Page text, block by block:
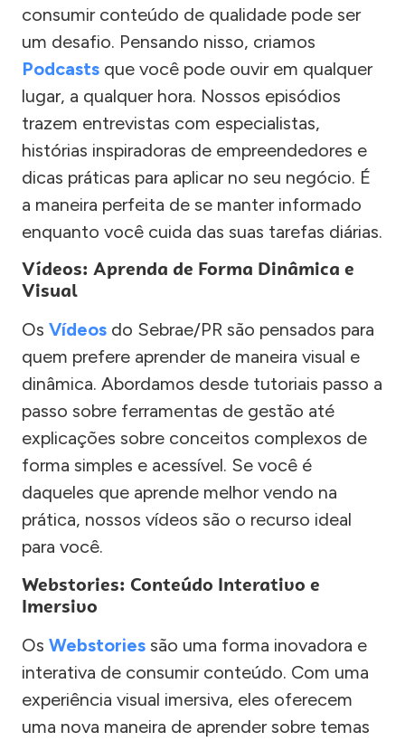
consumir conteúdo de qualidade pode ser
um desafio. Pensando nisso, criamos
Podcasts que você pode ouvir em qualquer
lugar, a qualquer hora. Nossos episódios
trazem entrevistas com especialistas,
histórias inspiradoras de empreendedores e
dicas práticas para aplicar no seu negócio. É
a maneira perfeita de se manter informado
enquanto você cuida das suas tarefas diárias.
Vídeos: Aprenda de Forma Dinâmica e
Visual
Os Vídeos do Sebrae/PR são pensados para
quem prefere aprender de maneira visual e
dinâmica. Abordamos desde tutoriais passo a
passo sobre ferramentas de gestão até
explicações sobre conceitos complexos de
forma simples e acessível. Se você é
daqueles que aprende melhor vendo na
prática, nossos vídeos são o recurso ideal
para você.
Webstories: Conteúdo Interativo e
Imersivo
Os Webstories são uma forma inovadora e
interativa de consumir conteúdo. Com uma
experiência visual imersiva, eles oferecem
uma nova maneira de aprender sobre temas